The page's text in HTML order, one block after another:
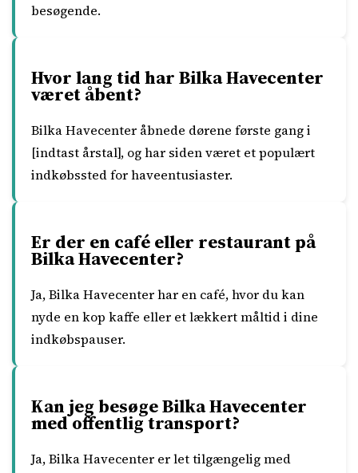
besøgende.
Hvor lang tid har Bilka Havecenter
været åbent?
Bilka Havecenter åbnede dørene første gang i
[indtast årstal], og har siden været et populært
indkøbssted for haveentusiaster.
Er der en café eller restaurant på
Bilka Havecenter?
Ja, Bilka Havecenter har en café, hvor du kan
nyde en kop kaffe eller et lækkert måltid i dine
indkøbspauser.
Kan jeg besøge Bilka Havecenter
med offentlig transport?
Ja, Bilka Havecenter er let tilgængelig med